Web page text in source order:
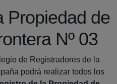
Propiedad de
Nº 03
de Registradores de la
podrá realizar todos los